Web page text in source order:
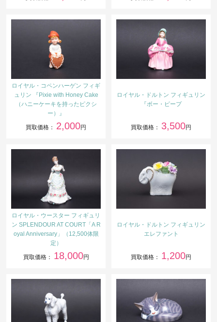
ロイヤル・コペンハーゲン フィギ
ュリン 『Pixie with Honey Cake
（ハニーケーキを持ったピクシ
ー）』
買取価格： 2,000円
ロイヤル・ドルトン フィギュリン
『ボー・ピープ
買取価格： 3,500円
ロイヤル・ウースター フィギュリ
ン SPLENDOUR AT COURT「A R
oyal Anniversary」（12,500体限
定）
買取価格： 18,000円
ロイヤル・ドルトン フィギュリン
エレファント
買取価格： 1,200円